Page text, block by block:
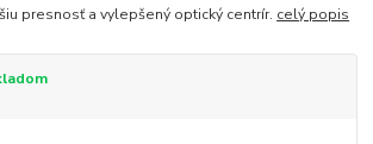
presnosť a vylepšený optický centrír. celý popis